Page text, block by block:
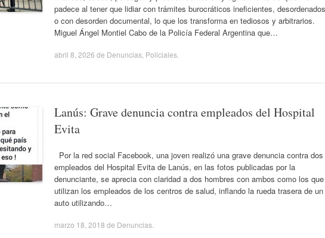
padece al tener que lidiar con trámites burocráticos ineficientes, desordenados
o con desorden documental, lo que los transforma en tediosos y arbitrarios.
Miguel Ángel Montiel Cabo de la Policía Federal Argentina que…
abril 8, 2026 de Denuncias Policiales
Lanús: Grave denuncia contra empleados del Hospital
Evita
Por la red social Facebook, una joven realizó una grave denuncia contra dos
empleados del Hospital Evita de Lanús, en las fotos publicadas por la
denunciante, se aprecia con claridad a dos hombres con ambos como los que
utilizan los empleados de los centros de salud, inflando la rueda trasera de un
auto utilizando…
marzo 18, 2018 de Denuncias